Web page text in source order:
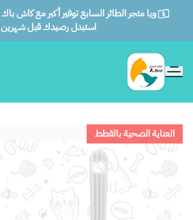
استبدل رصيدك قبل شهرين
الطائر السابع للحيوانات
العناية الصحية بالقطط